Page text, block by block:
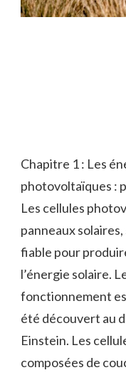
Chapitre 1 : Les
photovoltaïques :
Les cellules
panneaux
fiable pour
l’énergie solaire.
fonctionnement
été découvert au
Einstein. Les
composées de